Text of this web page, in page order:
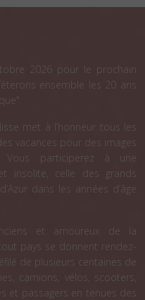
2026 pour le prochain
ensemble les 20 ans
met à l’honneur tous les
vacances pour des images
participerez à une
insolite, celle des grands
dans les années d’âge
et amoureux de la
pays se donnent rendez-
de plusieurs centaines de
camions, vélos, scooters,
et passagers en tenues des